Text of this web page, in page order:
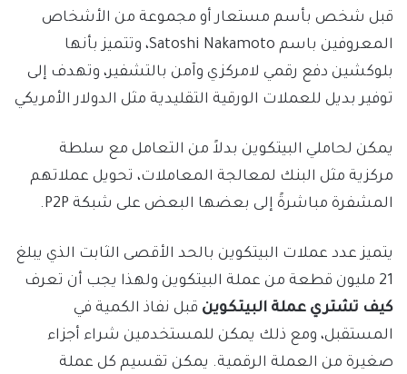
قبل شخص بأسم مستعار أو مجموعة من الأشخاص
المعروفين باسم Satoshi Nakamoto، وتتميز بأنها
بلوكشين دفع رقمي لامركزي وآمن بالتشفير، وتهدف إلى
توفير بديل للعملات الورقية التقليدية مثل الدولار الأمريكي
يمكن لحاملي البيتكوين بدلاً من التعامل مع سلطة
مركزية مثل البنك لمعالجة المعاملات، تحويل عملاتهم
المشفرة مباشرةً إلى بعضها البعض على شبكة P2P.
يتميز عدد عملات البيتكوين بالحد الأقصى الثابت الذي يبلغ
21 مليون قطعة من عملة البيتكوين ولهذا يجب أن تعرف
كيف تشتري عملة البيتكوين قبل نفاذ الكمية في
المستقبل، ومع ذلك يمكن للمستخدمين شراء أجزاء
صغيرة من العملة الرقمية. يمكن تقسيم كل عملة